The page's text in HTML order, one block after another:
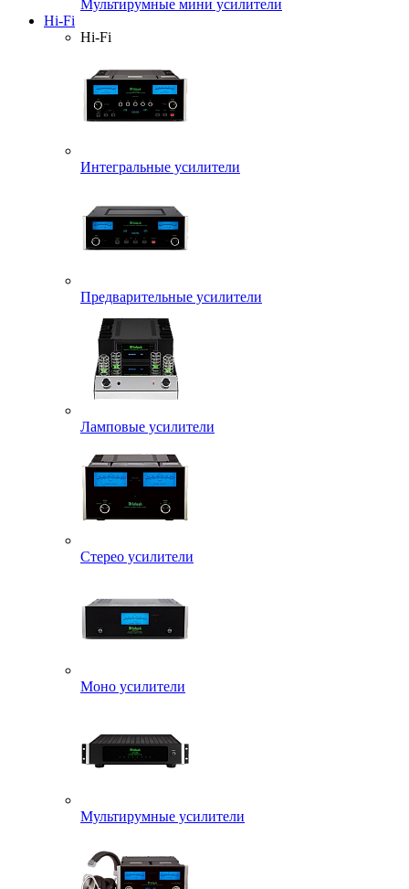
Мультирумные мини усилители
Hi-Fi
Hi-Fi
Интегральные усилители
Предварительные усилители
Ламповые усилители
Стерео усилители
Моно усилители
Мультирумные усилители